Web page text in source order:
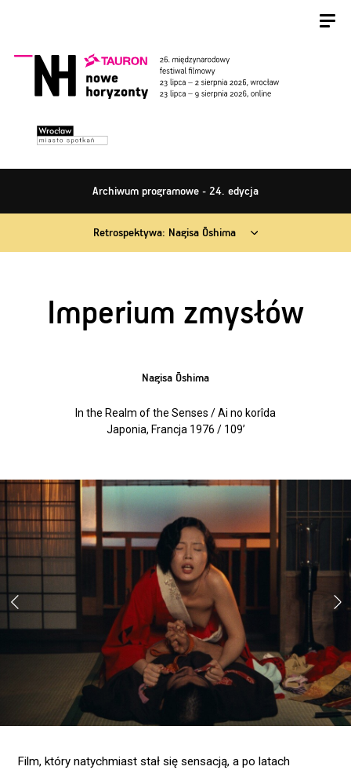
Archiwum programowe - 24. edycja
Retrospektywa: Nagisa Ōshima
Imperium zmysłów
Nagisa Ōshima
In the Realm of the Senses / Ai no korîda
Japonia, Francja 1976 / 109’
Film, który natychmiast stał się sensacją, a po latach